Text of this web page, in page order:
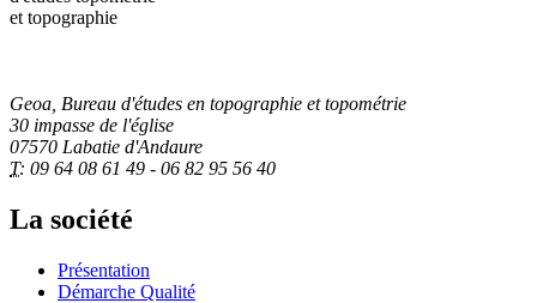
Geoa, Bureau d'études en topographie et topométrie
30 impasse de l'église
07570 Labatie d'Andaure
T: 09 64 08 61 49 - 06 82 95 56 40
La société
Présentation
Démarche Qualité